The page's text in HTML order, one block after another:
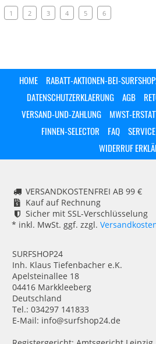
1 2 3 4 5 6
HOME RABATT-AKTIONEN-BEI-
DATENSCHUTZERKLAERUNG
AGB
VERSAND-UND-ZAHLUNG
MWST-
FINNEN-SELECTOR
FAQ SERVICE
WIDERRUF
VERSANDKOSTENFREI AB 99 €
Kauf auf Rechnung
Sicher mit SSL-Verschlüsselung
* inkl. MwSt. ggf. zzgl.
SURFSHOP24
Inh. Klaus Tiefenbacher e.K.
Apelsteinallee 18
04416 Markkleeberg
Deutschland
Tel.: 034297 141833
E-Mail: info@surfshop24.de